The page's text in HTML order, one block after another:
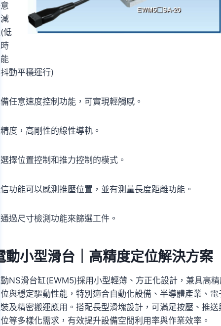
低
動平穩運行)
任意速度控制功能，可實現輕觸感。
度，高剛性的線性導軌。
擇位置控制和推力控制的模式。
功能可以感測推壓位置，並有測量長度距離功能。
過尺寸檢測功能來篩選工件。
動小型滑台｜高精度定位解決方案
NS滑台缸(EWM5)採用小型輕薄、方正化設計，兼具高
與穩定驅動性能，特別適合自動化設備、半導體產業、電
及精密搬運應用。搭配長型滑塊設計，可滿足按壓、推送
等多樣化需求，有效提升設備空間利用率與作業效率。